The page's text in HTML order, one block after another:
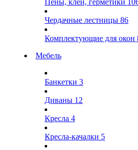
Пены, клеи, герметики
Чердачные лестницы 86
Комплектующие для окон
Мебель
Банкетки 3
Диваны 12
Кресла 4
Кресла-качалки 5